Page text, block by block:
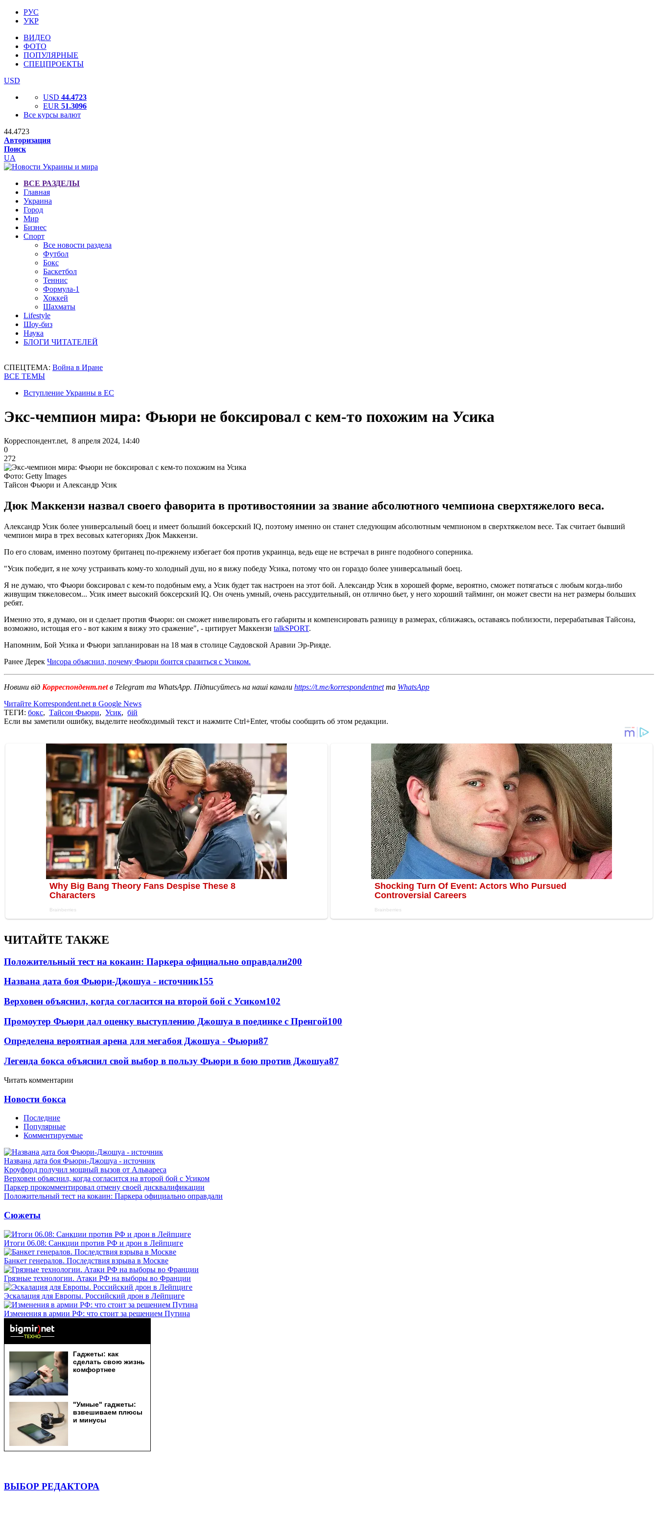
РУС
УКР
ВИДЕО
ФОТО
ПОПУЛЯРНЫЕ
СПЕЦПРОЕКТЫ
USD
USD 44.4723
EUR 51.3096
Все курсы валют
44.4723
Авторизация
Поиск
UA
ВСЕ РАЗДЕЛЫ
Главная
Украина
Город
Мир
Бизнес
Спорт
Все новости раздела
Футбол
Бокс
Баскетбол
Теннис
Формула-1
Хоккей
Шахматы
Lifestyle
Шоу-биз
Наука
БЛОГИ ЧИТАТЕЛЕЙ
СПЕЦТЕМА: Война в Иране
ВСЕ ТЕМЫ
Вступление Украины в ЕС
Экс-чемпион мира: Фьюри не боксировал с кем-то похожим на Усика
Корреспондент.net, 8 апреля 2024, 14:40
0
272
Фото: Getty Images
Тайсон Фьюри и Александр Усик
Дюк Маккензи назвал своего фаворита в противостоянии за звание абсолютного чемпиона сверхтяжелого веса.
Александр Усик более универсальный боец и имеет больший боксерский IQ, поэтому именно он станет следующим абсолютным чемпионом в сверхтяжелом весе. Так считает бывший
чемпион мира в трех весовых категориях Дюк Маккензи.
По его словам, именно поэтому британец по-прежнему избегает боя против украинца, ведь еще не встречал в ринге подобного соперника.
"Усик победит, я не хочу устраивать кому-то холодный душ, но я вижу победу Усика, потому что он гораздо более универсальный боец.
Я не думаю, что Фьюри боксировал с кем-то подобным ему, а Усик будет так настроен на этот бой. Александр Усик в хорошей форме, вероятно, сможет потягаться с любым когда-либо
живущим тяжеловесом... Усик имеет высокий боксерский IQ. Он очень умный, очень рассудительный, он отлично бьет, у него хороший тайминг, он может свести на нет размеры больших
ребят.
Именно это, я думаю, он и сделает против Фьюри: он сможет нивелировать его габариты и компенсировать разницу в размерах, сближаясь, оставаясь поблизости, перерабатывая Тайсона,
возможно, истощая его - вот каким я вижу это сражение", - цитирует Маккензи talkSPORT.
Напомним, Бой Усика и Фьюри запланирован на 18 мая в столице Саудовской Аравии Эр-Рияде.
Ранее Дерек Чисора объяснил, почему Фьюри боится сразиться с Усиком.
Новини від Корреспондент.netв Telegram та WhatsApp. Підписуйтесь на наші канали https://t.me/korrespondentnetта WhatsApp
Читайте Korrespondent.net в Google News
ТЕГИ: бокс, Тайсон Фьюри, Усик, бій
Если вы заметили ошибку, выделите необходимый текст и нажмите Ctrl+Enter, чтобы сообщить об этом редакции.
ЧИТАЙТЕ ТАКЖЕ
Положительный тест на кокаин: Паркера официально оправдали200
Названа дата боя Фьюри-Джошуа - источник155
Верховен объяснил, когда согласится на второй бой с Усиком102
Промоутер Фьюри дал оценку выступлению Джошуа в поединке с Пренгой100
Определена вероятная арена для мегабоя Джошуа - Фьюри87
Легенда бокса объяснил свой выбор в пользу Фьюри в бою против Джошуа87
Читать комментарии
Новости бокса
Последние
Популярные
Комментируемые
Названа дата боя Фьюри-Джошуа - источник
Кроуфорд получил мощный вызов от Альвареса
Верховен объяснил, когда согласится на второй бой с Усиком
Паркер прокомментировал отмену своей дисквалификации
Положительный тест на кокаин: Паркера официально оправдали
Сюжеты
Итоги 06.08: Санкции против РФ и дрон в Лейпциге
Банкет генералов. Последствия взрыва в Москве
Грязные технологии. Атаки РФ на выборы во Франции
Эскалация для Европы. Российский дрон в Лейпциге
Изменения в армии РФ: что стоит за решением Путина
ВЫБОР РЕДАКТОРА